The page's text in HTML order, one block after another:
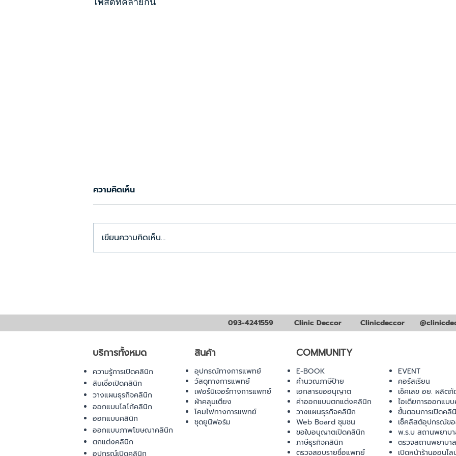
ความคิดเห็น
เขียนความคิดเห็น…
093-4241559 Clinic Deccor Clinicdeccor
บริการทั้งหมด
ความรู้การเปิดคลินิก
สินเชื่อเปิดคลินิก
วางแผนธุรกิจคลินิก
ออกแบบโลโก้คลินิก
ออกแบบคลินิก
ออกแบบภาพโฆษณาคลินิก
ตกแต่งคลินิก
สินค้า
อุปกรณ์ทางการแพทย์
วัสดุทางการแพทย์
เฟอร์นิเจอร์ทางการแพทย์
ผ้าคลุมเตียง
โคมไฟทางการแพทย์
ชุดยูนิฟอร์ม
COMMUNITY
E-BOOK
คำนวณภาษีป้าย
เอกสารขออนุญาต
ค่าออกแบบตกแต่งคลินิก
วางแผนธุรกิจคลินิก
Web Board ชุมชน
ขอใบอนุญาตเปิดคลินิก
ภาษีธุรกิจคลินิก
ตรวจสอบรายชื่อแพทย์
EVENT
คอร์สเรียน
เช็คเลข อย. ผลิต
ไอเดียการออกแบ
ขั้นตอนการเปิดคลิ
เช็คลิสต์อุปกรณ์ข
พ.ร.บ สถานพยาบ
ตรวจสถานพยาบา
เปิดหน้าร้านออนไล